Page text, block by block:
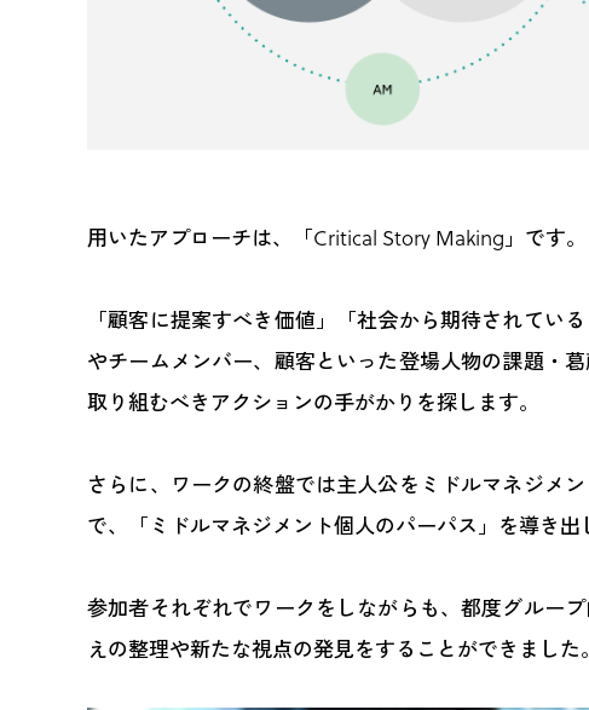
用いたアプローチは、「Critical Story Making」です。
「顧客に提案すべき価値」「社会から期待されてい
やチームメンバー、顧客といった登場人物の課題・
取り組むべきアクションの手がかりを探します。
さらに、ワークの終盤では主人公をミドルマネジメ
で、「ミドルマネジメント個人のパーパス」を導き出
参加者それぞれでワークをしながらも、都度グルー
えの整理や新たな視点の発見をすることができました。